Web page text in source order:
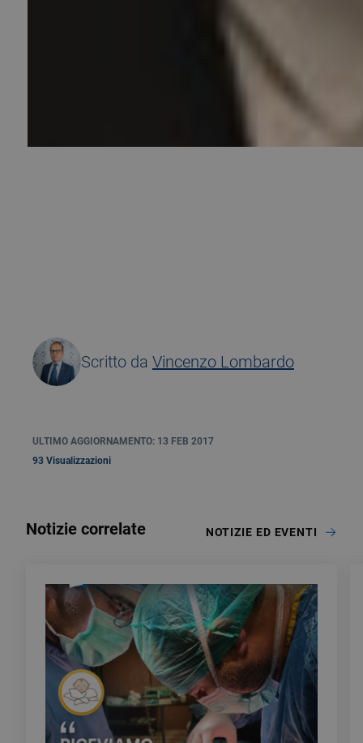
Scritto da Vincenzo Lombardo
ULTIMO AGGIORNAMENTO: 13 FEB 2017
93 Visualizzazioni
Notizie correlate NOTIZIE ED EVENTI